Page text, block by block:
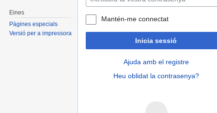
Mantén-me connectat
Inicia sessió
Ajuda amb el registre
Heu oblidat la contrasenya?
Eines
Pàgines especials
Versió per a impressora